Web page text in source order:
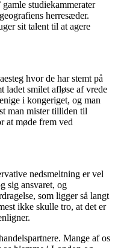
studiekammerater
herresæder.
sit talent til at agere
hvor de har stemt på
ladet smilet afløse af vrede
i kongeriget, og man
man mister tilliden til
at møde frem ved
nedsmeltning er vel
sig ansvaret, og
som ligger så langt
ikke skulle tro, at det er
Mange af os